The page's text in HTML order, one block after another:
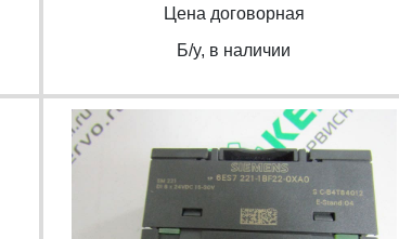
Цена договорная
Б/y, в наличии